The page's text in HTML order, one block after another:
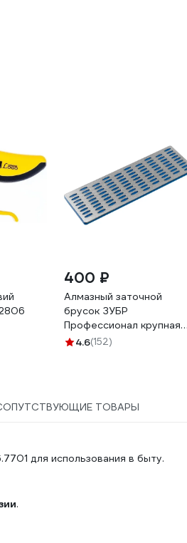
400 ₽
Алмазный заточной
брусок ЗУБР
Профессионал крупная
зернистость, Р200,
4.6(152)
ТОВАРЫ
для использования в быту.
.